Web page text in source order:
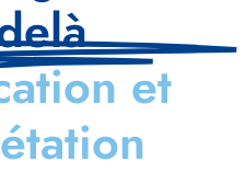
et